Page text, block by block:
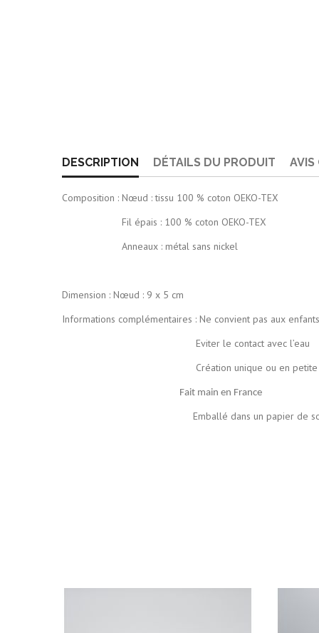
DESCRIPTION DÉTAILS DU PRODUIT AVIS
Composition : Nœud : tissu 100 % coton OEKO-TEX
Fil épais : 100 % coton OEKO-TEX
Anneaux : métal sans nickel
Dimension : Nœud : 9 x 5 cm
Informations complémentaires : Ne convient pas aux
Eviter le contact avec l’eau
Création unique ou en petite série de
Fait main en France
Emballé dans un papier de soie coloré